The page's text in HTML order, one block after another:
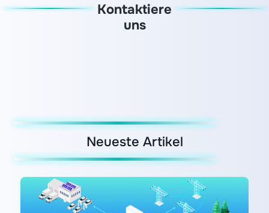
Kontaktiere
uns
Neueste Artikel